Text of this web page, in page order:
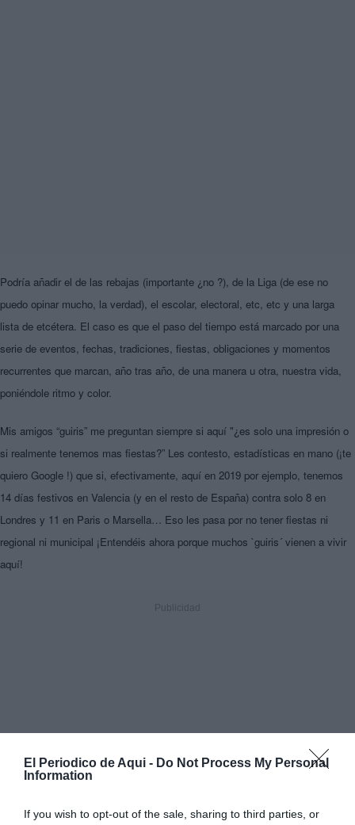
El Periodico de Aqui - Do Not Process My Personal
Information
If you wish to opt-out of the sale, sharing to third parties, or
Podría añadir el de las rebajas (importante ¿no ?), de la Liga (de ese no
puedo opinar mucho, la verdad), el escolar, electoral, etc, etc y una larga
lista de etcétera. El caso es que el paso del tiempo está marcado por una
serie de eventos, fechas, tradiciones, fiestas, obligaciones y momentos
recurrentes que marcan, año tras año, de una manera u otra, nuestra vida,
poniéndole ritmo y color.
Mis amigos “guiris” me preguntan siempre si aquí "¿es solo una impresión o
si realmente tenemos mas fiestas?” Les contesto, estadísticas en mano (¡te
quiero Google !) que si, efectivamente, aquí en 2019 por ejemplo, tenemos
14 días festivos en Valencia (y en el resto de España) contra solo 8 en
Londres y 11 en Paris o Marsella… Eso les pasa por no tener fiestas ni
regional ni municipal ¡Entendéis ahora porque muchos `guiris´ vienen a vivir
aquí!